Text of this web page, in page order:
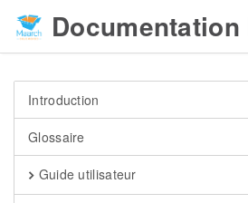
Introduction
Glossaire
Guide utilisateur